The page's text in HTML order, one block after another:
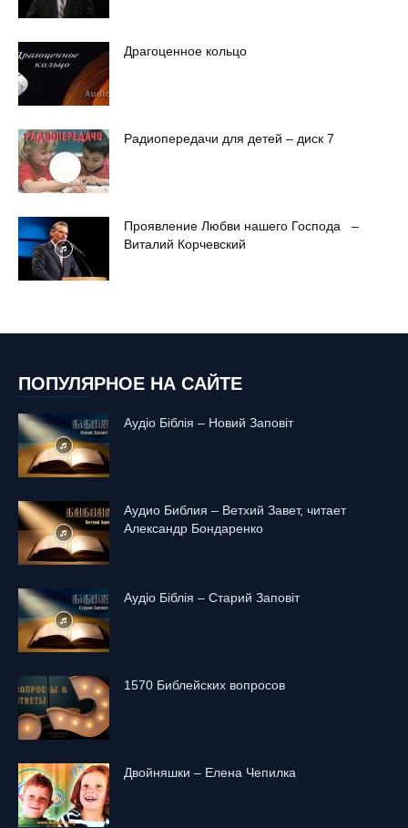
Драгоценное кольцо
Радиопередачи для детей – диск 7
Проявление Любви нашего Господа –
Виталий Корчевский
ПОПУЛЯРНОЕ НА САЙТЕ
Аудіо Біблія – Новий Заповіт
Аудио Библия – Ветхий Завет, читает
Александр Бондаренко
Аудіо Біблія – Старий Заповіт
1570 Библейских вопросов
Двойняшки – Елена Чепилка